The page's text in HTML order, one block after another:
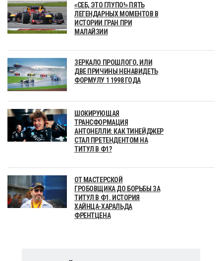
«СЕБ, ЭТО ГЛУПО!» ПЯТЬ
ЛЕГЕНДАРНЫХ МОМЕНТОВ В
ИСТОРИИ ГРАН ПРИ
МАЛАЙЗИИ
ЗЕРКАЛО ПРОШЛОГО, ИЛИ
ДВЕ ПРИЧИНЫ НЕНАВИДЕТЬ
ФОРМУЛУ 1 1998 ГОДА
ШОКИРУЮЩАЯ
ТРАНСФОРМАЦИЯ
АНТОНЕЛЛИ: КАК ТИНЕЙДЖЕР
СТАЛ ПРЕТЕНДЕНТОМ НА
ТИТУЛ В Ф1?
ОТ МАСТЕРСКОЙ
ГРОБОВЩИКА ДО БОРЬБЫ ЗА
ТИТУЛ В Ф1. ИСТОРИЯ
ХАЙНЦА-ХАРАЛЬДА
ФРЕНТЦЕНА